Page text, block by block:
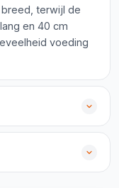
breed, terwijl de
en 40 cm
voeding